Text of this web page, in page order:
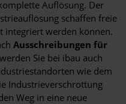
Auflösung. Der
schaffen freie
integriert werden können.
Ausschreibungen für
Sie bei ibau auch
wie dem
Industrieverschrottung
Weg in eine neue